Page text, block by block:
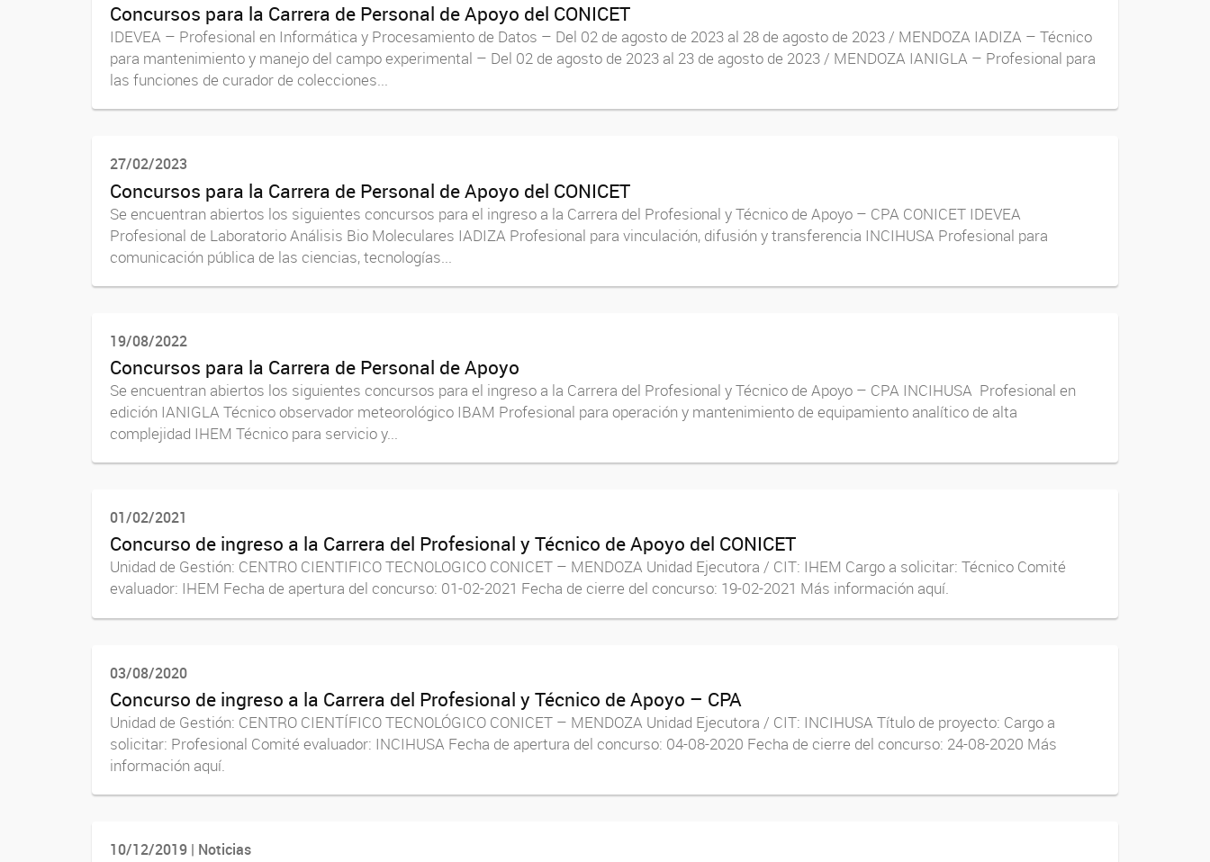
Concursos para la Carrera de Personal de Apoyo del CONICET
IDEVEA – Profesional en Informática y Procesamiento de Datos – Del 02 de agosto de 2023 al 28 de agosto de 2023 / MENDOZA IADIZA – Técnico
para mantenimiento y manejo del campo experimental – Del 02 de agosto de 2023 al 23 de agosto de 2023 / MENDOZA IANIGLA – Profesional para
las funciones de curador de colecciones...
27/02/2023
Concursos para la Carrera de Personal de Apoyo del CONICET
Se encuentran abiertos los siguientes concursos para el ingreso a la Carrera del Profesional y Técnico de Apoyo – CPA CONICET IDEVEA
Profesional de Laboratorio Análisis Bio Moleculares IADIZA Profesional para vinculación, difusión y transferencia INCIHUSA Profesional para
comunicación pública de las ciencias, tecnologías...
19/08/2022
Concursos para la Carrera de Personal de Apoyo
Se encuentran abiertos los siguientes concursos para el ingreso a la Carrera del Profesional y Técnico de Apoyo – CPA INCIHUSA Profesional en
edición IANIGLA Técnico observador meteorológico IBAM Profesional para operación y mantenimiento de equipamiento analítico de alta
complejidad IHEM Técnico para servicio y...
01/02/2021
Concurso de ingreso a la Carrera del Profesional y Técnico de Apoyo del CONICET
Unidad de Gestión: CENTRO CIENTIFICO TECNOLOGICO CONICET – MENDOZA Unidad Ejecutora / CIT: IHEM Cargo a solicitar: Técnico Comité
evaluador: IHEM Fecha de apertura del concurso: 01-02-2021 Fecha de cierre del concurso: 19-02-2021 Más información aquí.
03/08/2020
Concurso de ingreso a la Carrera del Profesional y Técnico de Apoyo – CPA
Unidad de Gestión: CENTRO CIENTÍFICO TECNOLÓGICO CONICET – MENDOZA Unidad Ejecutora / CIT: INCIHUSA Título de proyecto: Cargo a
solicitar: Profesional Comité evaluador: INCIHUSA Fecha de apertura del concurso: 04-08-2020 Fecha de cierre del concurso: 24-08-2020 Más
información aquí.
10/12/2019 | Noticias